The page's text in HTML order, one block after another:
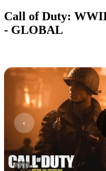
Call of Duty:
- GLOBAL
1/13